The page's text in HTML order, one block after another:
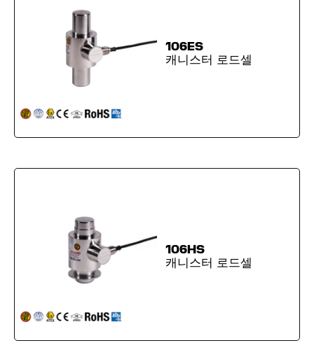
106ES
캐니스터 로드셀
106HS
캐니스터 로드셀